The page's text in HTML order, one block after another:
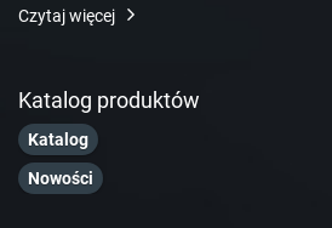
Czytaj więcej
Katalog produktów
Katalog
Nowości